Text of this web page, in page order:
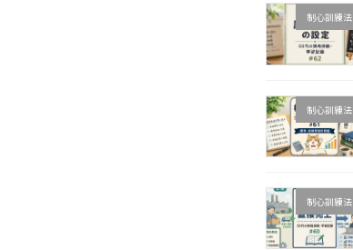
制心訓練法
制心訓練法
制心訓練法